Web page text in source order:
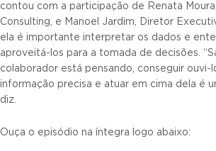
contou com a participação de Renata
Consulting, e Manoel Jardim, Diretor
ela é importante interpretar os dados e
aproveitá-los para a tomada de decisões.
colaborador está pensando, conseguir ouvi-
informação precisa e atuar em cima dela é
diz.
Ouça o episódio na íntegra logo abaixo: